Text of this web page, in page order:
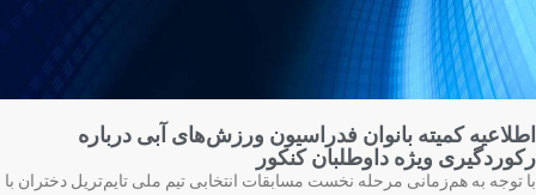
کمیته بانوان فدراسیون ورزش‌های آبی درباره
ویژه داوطلبان کنکور
توجه به هم‌زمانی مرحله نخست مسابقات انتخابی تیم ملی تایم‌تریل دختران با